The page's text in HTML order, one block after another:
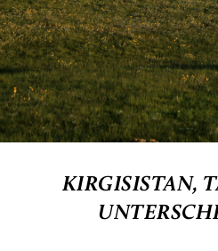
KIRGISISTAN,